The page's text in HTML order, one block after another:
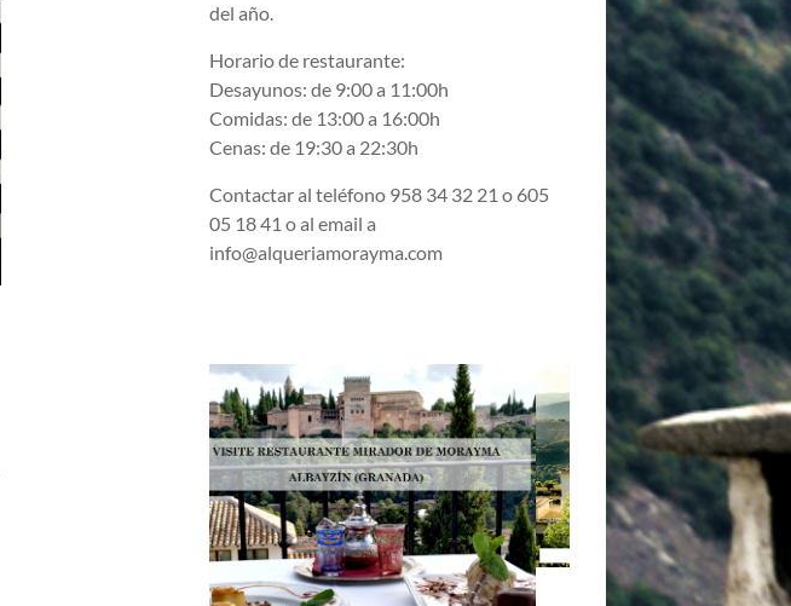
del año.
Horario de restaurante:
Desayunos: de 9:00 a 11:00h
Comidas: de 13:00 a 16:00h
Cenas: de 19:30 a 22:30h
Contactar al teléfono 958 34 32 21 o 605
05 18 41 o al email a
info@alqueriamorayma.com